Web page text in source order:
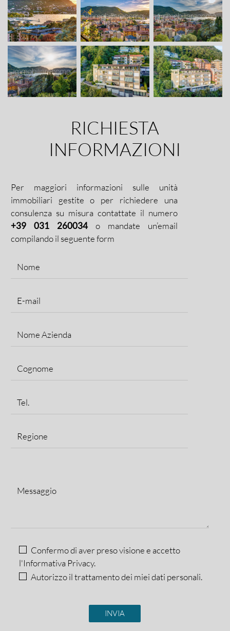
RICHIESTA
INFORMAZIONI
Per maggiori informazioni sulle unità
immobiliari gestite o per richiedere una
consulenza su misura contattate il numero
+39 031 260034o mandate un’email
compilando il seguente form
Confermo di aver preso visione e accetto
l'Informativa Privacy.
Autorizzo il trattamento dei miei dati personali.